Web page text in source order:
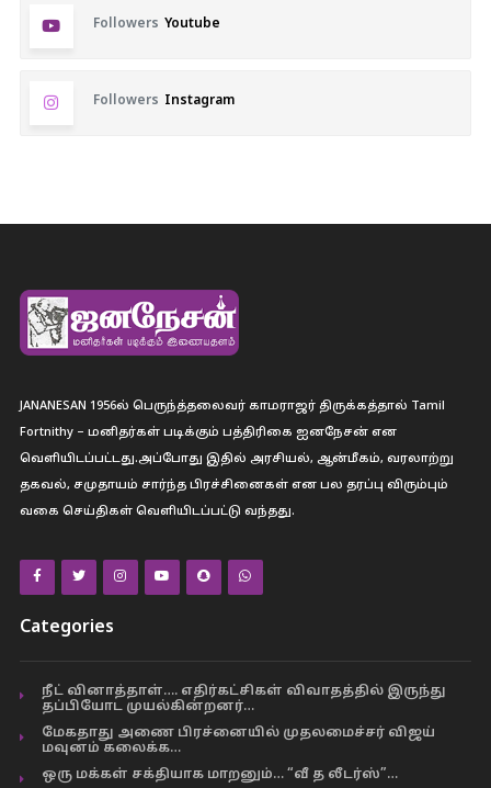
Followers Youtube
Followers Instagram
JANANESAN 1956ல் பெருந்த்தலைவர் காமராஜர் திருக்கத்தால் Tamil
Fortnithy – மனிதர்கள் படிக்கும் பத்திரிகை ஐனநேசன் என
வெளியிடப்பட்டது.அப்போது இதில் அரசியல், ஆன்மீகம், வரலாற்று
தகவல், சமுதாயம் சார்ந்த பிரச்சினைகள் என பல தரப்பு விரும்பும்
வகை செய்திகள் வெளியிடப்பட்டு வந்தது.
Categories
நீட் வினாத்தாள்…. எதிர்கட்சிகள் விவாதத்தில் இருந்து
தப்பியோட முயல்கின்றனர்…
மேகதாது அணை பிரச்னையில் முதலமைச்சர் விஜய்
மவுனம் கலைக்க…
ஒரு மக்கள் சக்தியாக மாறனும்… “வீ த லீடர்ஸ்”…